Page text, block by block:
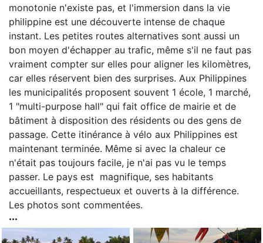
monotonie n'existe pas, et l'immersion dans la vie
philippine est une découverte intense de chaque
instant. Les petites routes alternatives sont aussi un
bon moyen d'échapper au trafic, même s'il ne faut pas
vraiment compter sur elles pour aligner les kilomètres,
car elles réservent bien des surprises. Aux Philippines
les municipalités proposent souvent 1 école, 1 marché,
1 "multi-purpose hall" qui fait office de mairie et de
bâtiment à disposition des résidents ou des gens de
passage. Cette itinérance à vélo aux Philippines est
maintenant terminée. Même si avec la chaleur ce
n'était pas toujours facile, je n'ai pas vu le temps
passer. Le pays est magnifique, ses habitants
accueillants, respectueux et ouverts à la différence.
Les photos sont commentées.